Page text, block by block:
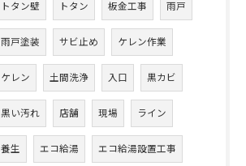
トタン壁 トタン 板金工事 雨戸
雨戸塗装 サビ止め ケレン作業
ケレン 土間洗浄 入口 黒カビ
黒い汚れ 店舗 現場 ライン
養生 エコ給湯 エコ給湯設置工事